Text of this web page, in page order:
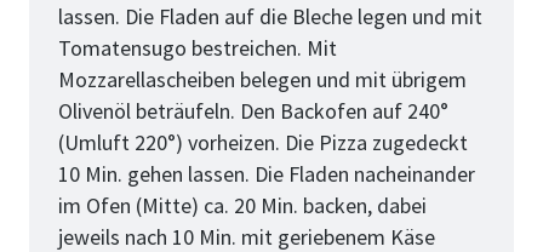
lassen. Die Fladen auf die Bleche legen und mit
Tomatensugo bestreichen. Mit
Mozzarellascheiben belegen und mit übrigem
Olivenöl beträufeln. Den Backofen auf 240°
(Umluft 220°) vorheizen. Die Pizza zugedeckt
10 Min. gehen lassen. Die Fladen nacheinander
im Ofen (Mitte) ca. 20 Min. backen, dabei
jeweils nach 10 Min. mit geriebenem Käse